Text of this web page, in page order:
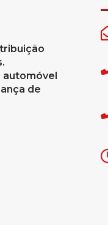
automóvel
de